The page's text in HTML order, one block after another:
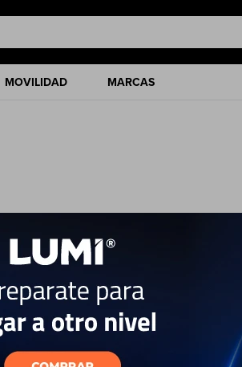
MOVILIDAD MARCAS